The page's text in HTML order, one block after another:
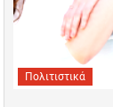
Πολιτιστικά